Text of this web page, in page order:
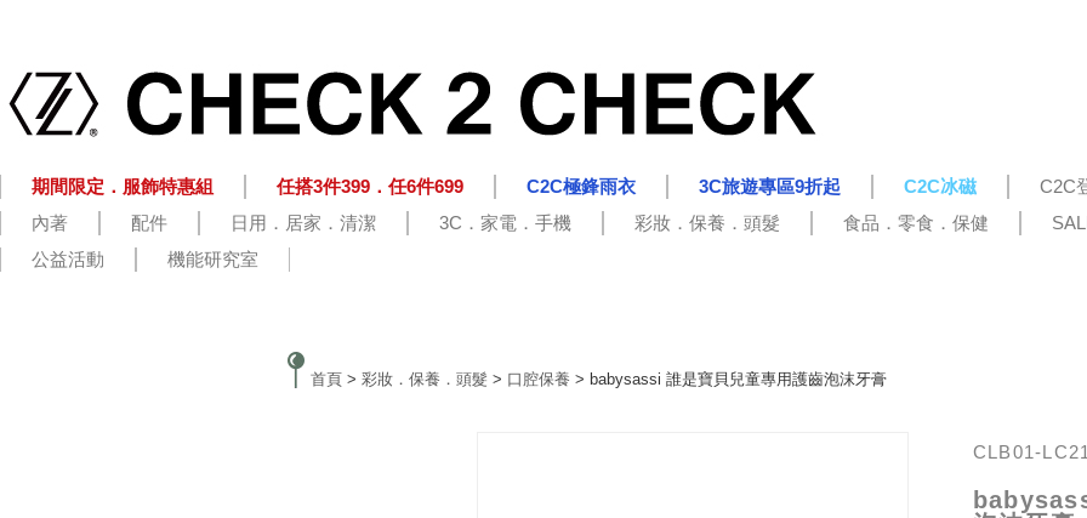
期間限定．服飾特惠組 任搭3件399．任6件699 C2C極鋒雨衣 3C旅遊專區9折起 C2C冰磁 C2C
內著
配件 日用．居家．清潔 3C．家電．手機 彩妝．保養．頭髮 食品．零食．保健
公益活動
機能研究室
首頁 > 彩妝．保養．頭髮 > 口腔保養 > babysassi 誰是寶貝兒童專用護齒泡沫牙膏
CLB01-